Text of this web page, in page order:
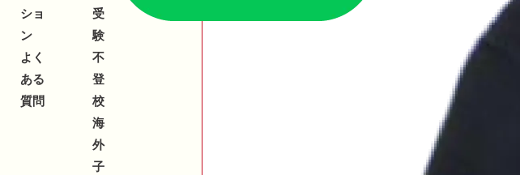
ショ
ン
よく
ある
質問
受
験
不
登
校
海
外
子